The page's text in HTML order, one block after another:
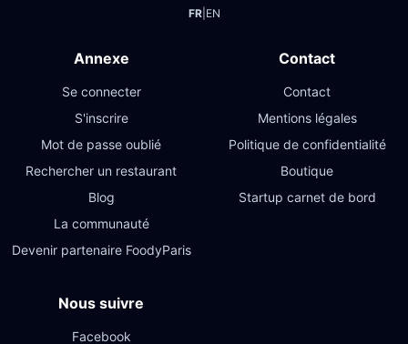
FR| EN
Annexe
Se connecter
S'inscrire
Mot de passe oublié
Rechercher un restaurant
Blog
La communauté
Devenir partenaire FoodyParis
Contact
Contact
Mentions légales
Politique de confidentialité
Boutique
Startup carnet de bord
Nous suivre
Facebook